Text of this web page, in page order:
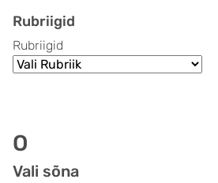
O
Vali sõna
Rubriigid
Rubriigid